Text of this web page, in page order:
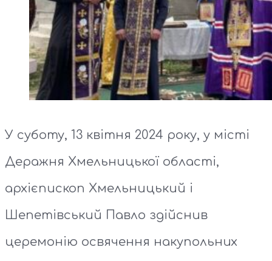
У суботу, 13 квітня 2024 року, у місті
Деражня Хмельницької області,
архієпископ Хмельницький і
Шепетівський Павло здійснив
церемонію освячення накупольних